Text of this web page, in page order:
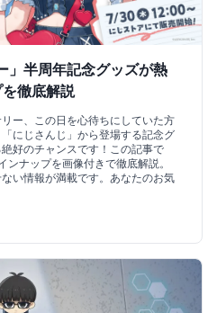
」半周年記念グッズが熱
徹底解説
ー、この日を心待ちにしていた方
にじさんじ」から登場する記念グ
好のチャンスです！この記事で
ナップを画像付きで徹底解説。
い情報が満載です。あなたのお気